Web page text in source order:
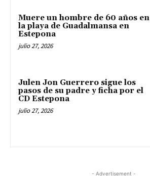
Muere un hombre de 60 años en
la playa de Guadalmansa en
Estepona
julio 27, 2026
Julen Jon Guerrero sigue los
pasos de su padre y ficha por el
CD Estepona
julio 27, 2026
- Advertisement -